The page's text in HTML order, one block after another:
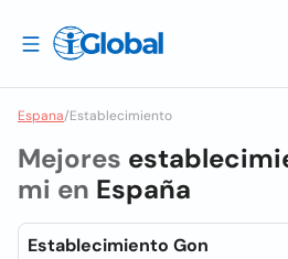
Espana/Establecimiento
Mejores
mi en España
Establecimiento Gon